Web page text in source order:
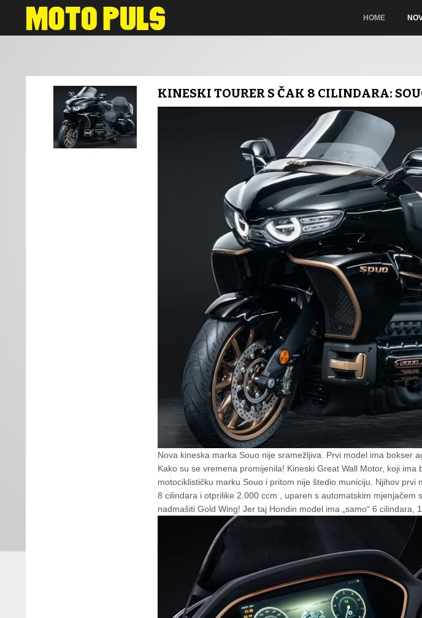
HOME
KINESKI TOURER S ČAK 8 CILINDARA:
Nova kineska marka Souo nije sramežljiva. Prvi model ima bokser
Kako su se vremena promijenila! Kineski Great Wall Motor, koji
motociklističku marku Souo i pritom nije štedio municiju. Njihov
8 cilindara i otprilike 2.000 ccm , uparen s automatskim mjenjačem
nadmašiti Gold Wing! Jer taj Hondin model ima „samo“ 6 cilindara,